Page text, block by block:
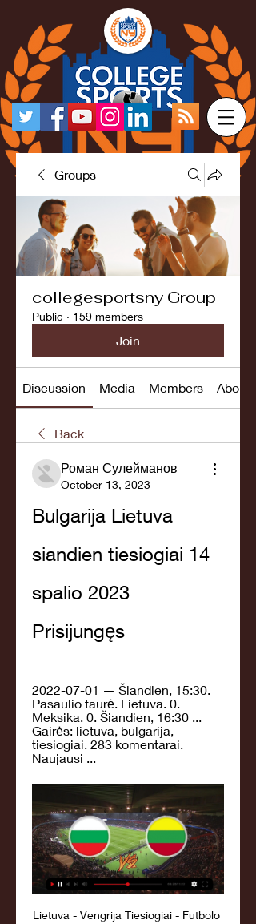
Groups
collegesportsny Group
Public · 159 members
Join
Discussion Media Members About
Back
Роман Сулейманов
October 13, 2023
Bulgarija Lietuva
siandien tiesiogiai 14
spalio 2023
Prisijungęs
2022-07-01 — Šiandien, 15:30.
Pasaulio taurė. Lietuva. 0.
Meksika. 0. Šiandien, 16:30 ...
Gairės: lietuva, bulgarija,
tiesiogiai. 283 komentarai.
Naujausi ...
Lietuva - Vengrija Tiesiogiai - Futbolo